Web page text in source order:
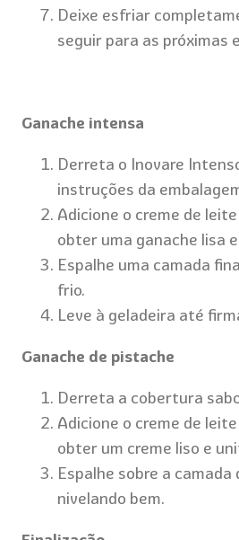
Deixe esfriar
seguir para as próximas
Ganache intensa
Derreta o Inovare
instruções da
Adicione o creme de
obter uma ganache lisa
Espalhe uma camada
frio.
Leve à geladeira até
Ganache de pistache
Derreta a cobertura
Adicione o creme de
obter um creme liso e
Espalhe sobre a
nivelando bem.